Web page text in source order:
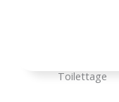
Toilettage